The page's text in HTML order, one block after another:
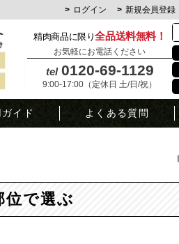
ログイン 新規会員登録
精肉商品に限り全品送料無料！
お気軽にお電話ください
tel 0120-69-1129
9:00-17:00（定休日 土/日/祝）
イド よくある質問
位で選ぶ